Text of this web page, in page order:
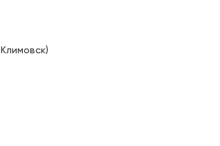
Климовск)